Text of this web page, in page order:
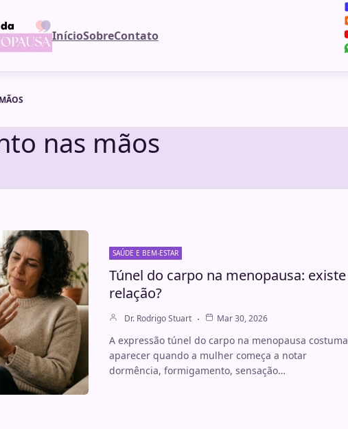
InícioSobreContato
nas mãos
SAÚDE E BEM-ESTAR
Túnel do carpo na menopausa: existe
relação?
Dr. Rodrigo Stuart Mar 30, 2026
A expressão túnel do carpo na menopausa costuma
aparecer quando a mulher começa a notar
dormência, formigamento, sensação…